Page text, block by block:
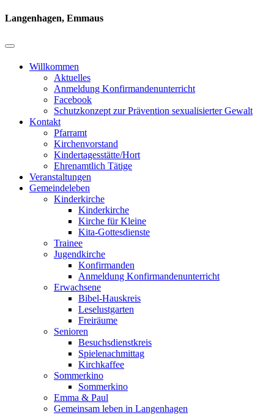
Langenhagen, Emmaus
Willkommen
Aktuelles
Anmeldung Konfirmandenunterricht
Facebook
Schutzkonzept zur Prävention sexualisierter Gewalt
Kontakt
Pfarramt
Kirchenvorstand
Kindertagesstätte/Hort
Ehrenamtlich Tätige
Veranstaltungen
Gemeindeleben
Kinderkirche
Kinderkirche
Kirche für Kleine
Kita-Gottesdienste
Trainee
Jugendkirche
Konfirmanden
Anmeldung Konfirmandenunterricht
Erwachsene
Bibel-Hauskreis
Leselustgarten
Freiräume
Senioren
Besuchsdienstkreis
Spielenachmittag
Kirchkaffee
Sommerkino
Sommerkino
Emma & Paul
Gemeinsam leben in Langenhagen